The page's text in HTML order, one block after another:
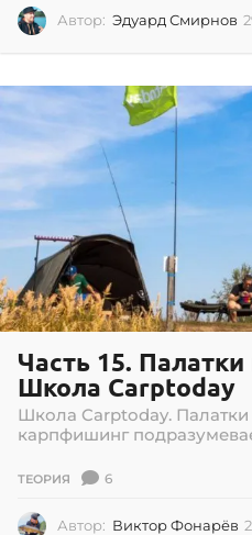
Автор: Эдуард Смирнов
Часть 15.
Школа Carptoday
Школа Carptoday.
карпфишинг
ТЕОРИЯ 6
Автор: Виктор Фонарёв